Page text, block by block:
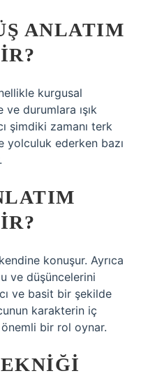
ANLATIM
kurgusal
durumlara ışık
şimdiki zamanı terk
yolculuk ederken bazı
konuşur. Ayrıca
ve düşüncelerini
ve basit bir şekilde
karakterin iç
önemli bir rol oynar.